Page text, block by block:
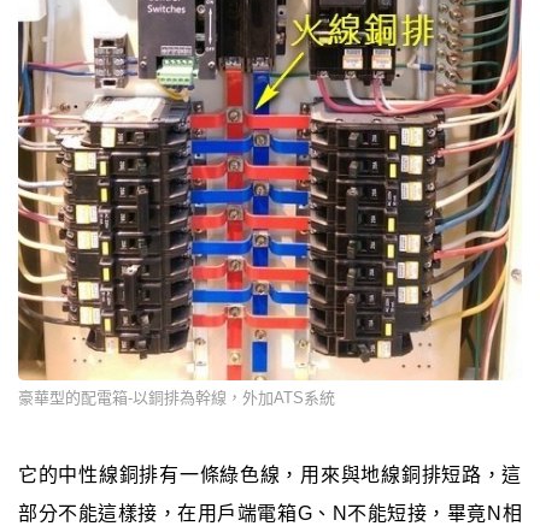
豪華型的配電箱-以銅排為幹線，外加ATS系統
它的中性線銅排有一條綠色線，用來與地線銅排短路，這
部分不能這樣接，在用戶端電箱G、N不能短接，畢竟N相